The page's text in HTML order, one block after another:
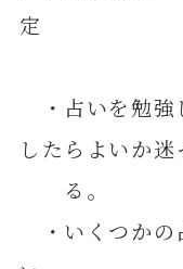
定
・占いを勉強
したらよいか迷
る。
・いくつかの